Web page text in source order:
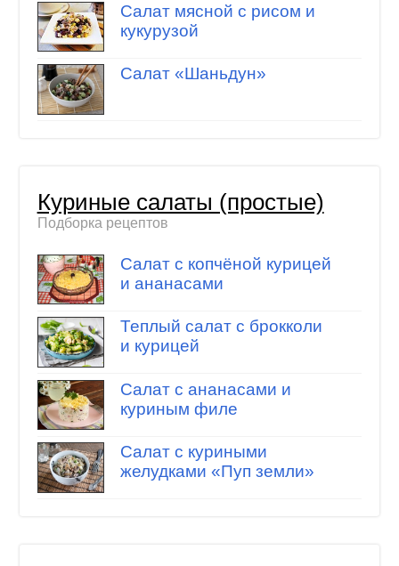
Салат мясной с рисом и
кукурузой
Салат «Шаньдун»
Куриные салаты (простые)
Подборка рецептов
Салат с копчёной курицей
и ананасами
Теплый салат с брокколи
и курицей
Салат с ананасами и
куриным филе
Салат с куриными
желудками «Пуп земли»